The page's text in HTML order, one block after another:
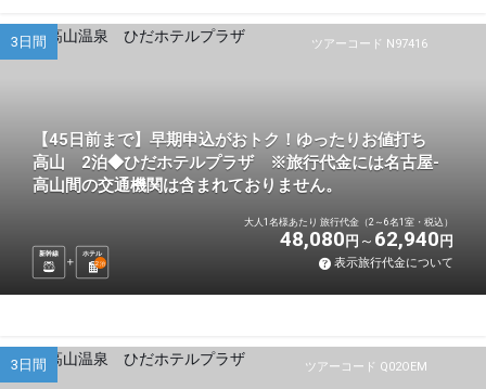
ツアーコード N97416
3日間
【45日前まで】早期申込がおトク！ゆったりお値打ち
高山 2泊◆ひだホテルプラザ ※旅行代金には名古屋-
高山間の交通機関は含まれておりません。
新幹線
ホテル
2泊
大人1名様あたり 旅行代金（2～6名1室・税込）
48,080 円 62,940 円
表示旅行代金について
ツアーコード Q02OEM
3日間